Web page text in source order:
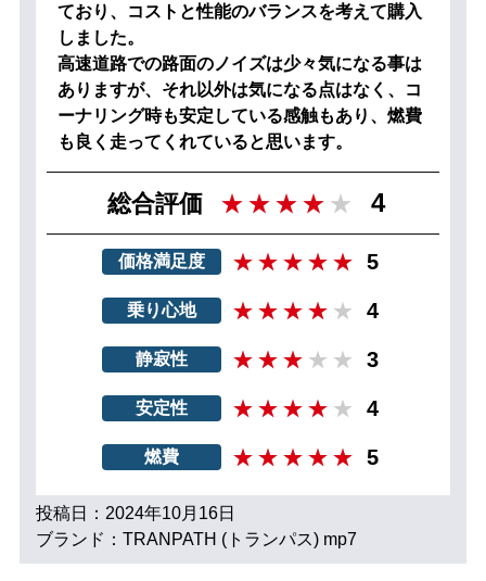
ており、コストと性能のバランスを考えて購入
しました。
高速道路での路面のノイズは少々気になる事は
ありますが、それ以外は気になる点はなく、コ
ーナリング時も安定している感触もあり、燃費
も良く走ってくれていると思います。
総合評価 4
価格満足度 5
乗り心地 4
静寂性 3
安定性 4
燃費 5
投稿日：2024年10月16日
ブランド：TRANPATH (トランパス) mp7